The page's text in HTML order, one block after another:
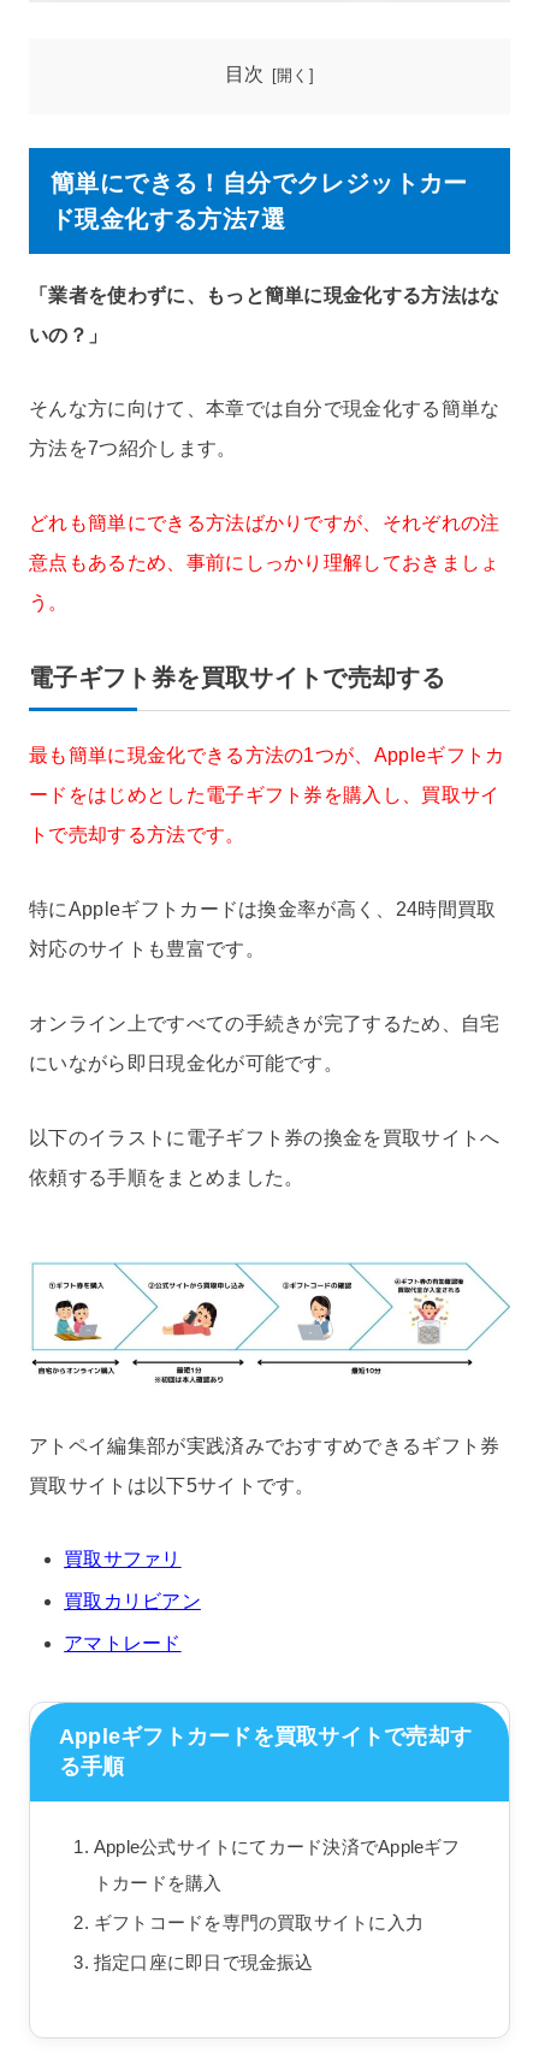
目次
簡単にできる！自分でクレジットカー
ド現金化する方法7選
「業者を使わずに、もっと簡単に現金化する方法はな
いの？」
そんな方に向けて、本章では自分で現金化する簡単な
方法を7つ紹介します。
どれも簡単にできる方法ばかりですが、それぞれの注
意点もあるため、事前にしっかり理解しておきましょ
う。
電子ギフト券を買取サイトで売却する
最も簡単に現金化できる方法の1つが、Appleギフトカ
ードをはじめとした電子ギフト券を購入し、買取サイ
トで売却する方法です。
特にAppleギフトカードは換金率が高く、24時間買取
対応のサイトも豊富です。
オンライン上ですべての手続きが完了するため、自宅
にいながら即日現金化が可能です。
以下のイラストに電子ギフト券の換金を買取サイトへ
依頼する手順をまとめました。
アトペイ編集部が実践済みでおすすめできるギフト券
買取サイトは以下5サイトです。
買取サファリ
買取カリビアン
アマトレード
Appleギフトカードを買取サイトで売却す
る手順
Apple公式サイトにてカード決済でAppleギフ
トカードを購入
ギフトコードを専門の買取サイトに入力
指定口座に即日で現金振込